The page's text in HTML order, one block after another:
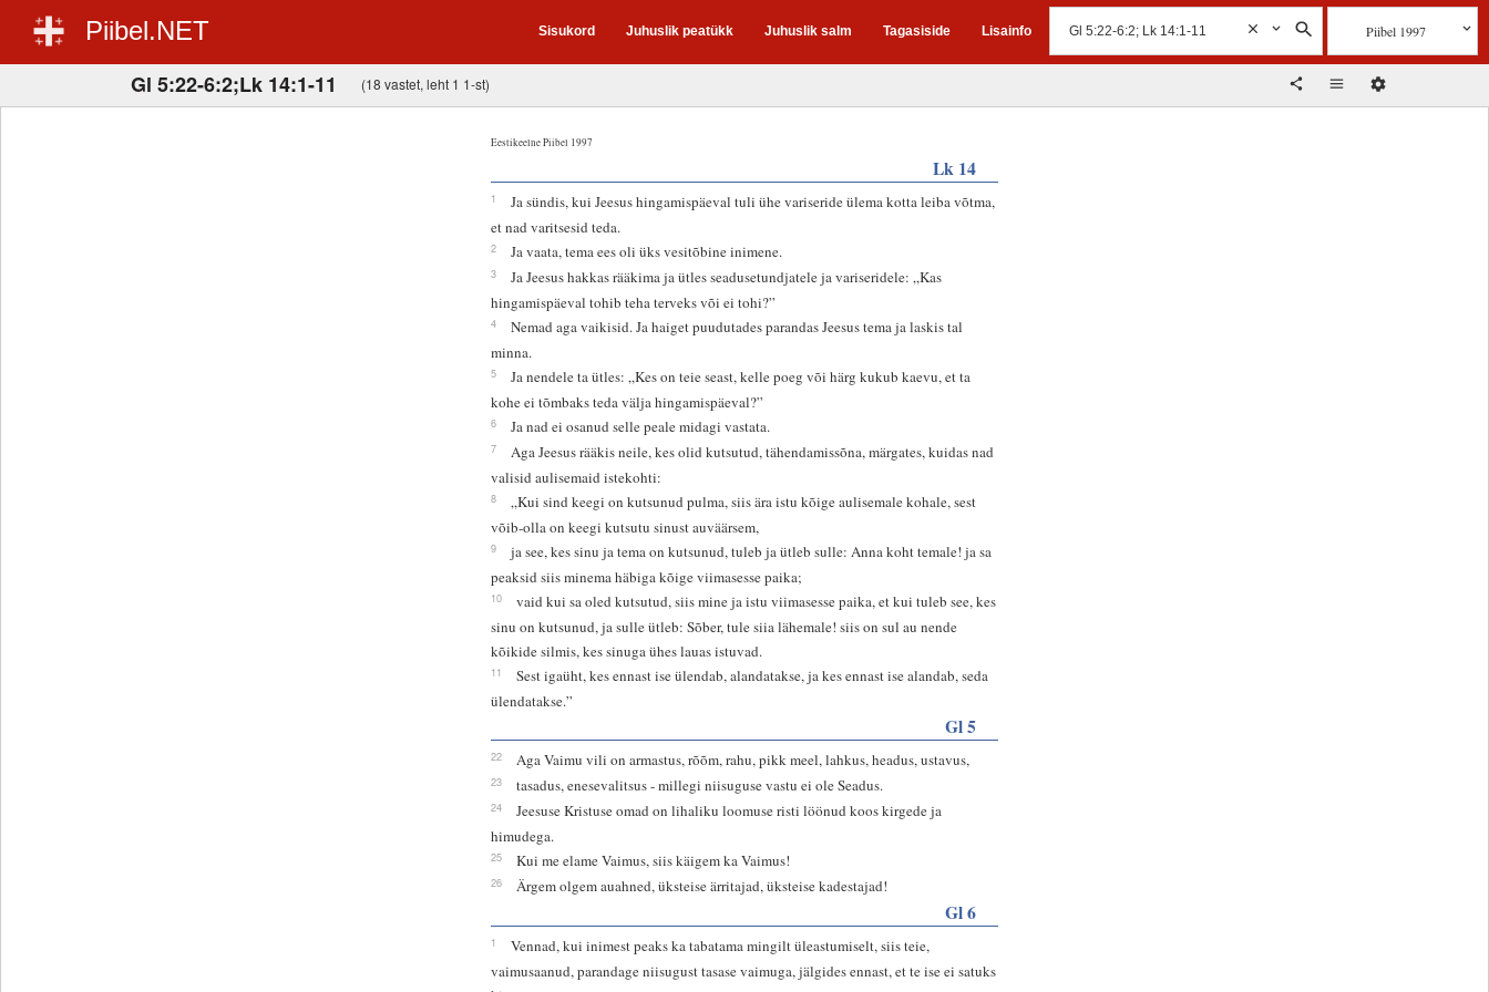
Piibel.NET Sisukord Juhuslik peatükk Juhuslik salm Tagasiside Lisainfo Piibel 1997
Gl 5:22-6:2;Lk 14:1-11 (18 vastet, leht 1 1-st)
Eestikeelne Piibel 1997
Lk 14
1
Ja sündis, kui Jeesus hingamispäeval tuli ühe variseride ülema kotta leiba võtma,
et nad varitsesid teda.
2 Ja vaata, tema ees oli üks vesitõbine inimene.
3
Ja Jeesus hakkas rääkima ja ütles seadusetundjatele ja variseridele: „Kas
hingamispäeval tohib teha terveks või ei tohi?”
4
Nemad aga vaikisid. Ja haiget puudutades parandas Jeesus tema ja laskis tal
minna.
5
Ja nendele ta ütles: „Kes on teie seast, kelle poeg või härg kukub kaevu, et ta
kohe ei tõmbaks teda välja hingamispäeval?”
6 Ja nad ei osanud selle peale midagi vastata.
7
Aga Jeesus rääkis neile, kes olid kutsutud, tähendamissõna, märgates, kuidas nad
valisid aulisemaid istekohti:
8
„Kui sind keegi on kutsunud pulma, siis ära istu kõige aulisemale kohale, sest
võib-olla on keegi kutsutu sinust auväärsem,
9
ja see, kes sinu ja tema on kutsunud, tuleb ja ütleb sulle: Anna koht temale! ja sa
peaksid siis minema häbiga kõige viimasesse paika;
10
vaid kui sa oled kutsutud, siis mine ja istu viimasesse paika, et kui tuleb see, kes
sinu on kutsunud, ja sulle ütleb: Sõber, tule siia lähemale! siis on sul au nende
kõikide silmis, kes sinuga ühes lauas istuvad.
11
Sest igaüht, kes ennast ise ülendab, alandatakse, ja kes ennast ise alandab, seda
ülendatakse.”
Gl 5
22 Aga Vaimu vili on armastus, rõõm, rahu, pikk meel, lahkus, headus, ustavus,
23 tasadus, enesevalitsus - millegi niisuguse vastu ei ole Seadus.
24
Jeesuse Kristuse omad on lihaliku loomuse risti löönud koos kirgede ja
himudega.
25 Kui me elame Vaimus, siis käigem ka Vaimus!
26 Ärgem olgem auahned, üksteise ärritajad, üksteise kadestajad!
Gl 6
1
Vennad, kui inimest peaks ka tabatama mingilt üleastumiselt, siis teie,
vaimusaanud, parandage niisugust tasase vaimuga, jälgides ennast, et te ise ei satuks